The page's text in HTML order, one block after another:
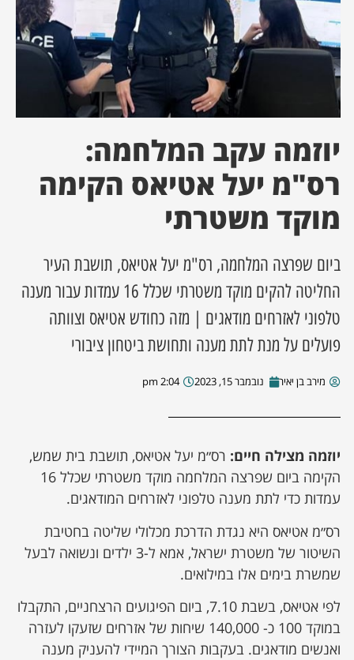
מסע מלחמה
השבוע
מקומית
יוזמה עקב המלחמה:
רס"מ יעל אטיאס הקימה
מוקד משטרתי
ביום שפרצה המלחמה, רס"מ יעל אטיאס, תושבת העיר
החליטה להקים מוקד משטרתי שכלל 16 עמדות עבור מענה
טלפוני לאזרחים מודאגים | מזה כחודש אטיאס וצוותה
פועלים על מנת לתת מענה ותחושת ביטחון ציבורי
מירב בן יאיר נובמבר 15, 2023 2:04 pm
יוזמה מצילה חיים: רס״מ יעל אטיאס, תושבת בית שמש,
הקימה ביום שפרצה המלחמה מוקד משטרתי שכלל 16
עמדות כדי לתת מענה טלפוני לאזרחים המודאגים.
רס״מ אטיאס היא נגדת הדרכת מכלולי שליטה בחטיבת
השיטור של משטרת ישראל, אמא ל-3 ילדים ונשואה לבעל
שמשרת בימים אלו במילואים.
לפי אטיאס, בשבת 7.10, ביום הפיגועים הרצחניים, התקבלו
במוקד 100 כ- 140,000 שיחות של אזרחים שזעקו לעזרה
ואנשים מודאגים. בעקבות הצורך המיידי להעניק מענה